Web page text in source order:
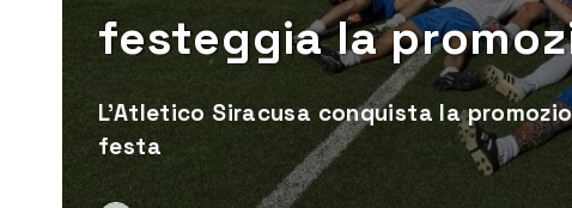
festeggia la
L'Atletico Siracusa conquista la
festa